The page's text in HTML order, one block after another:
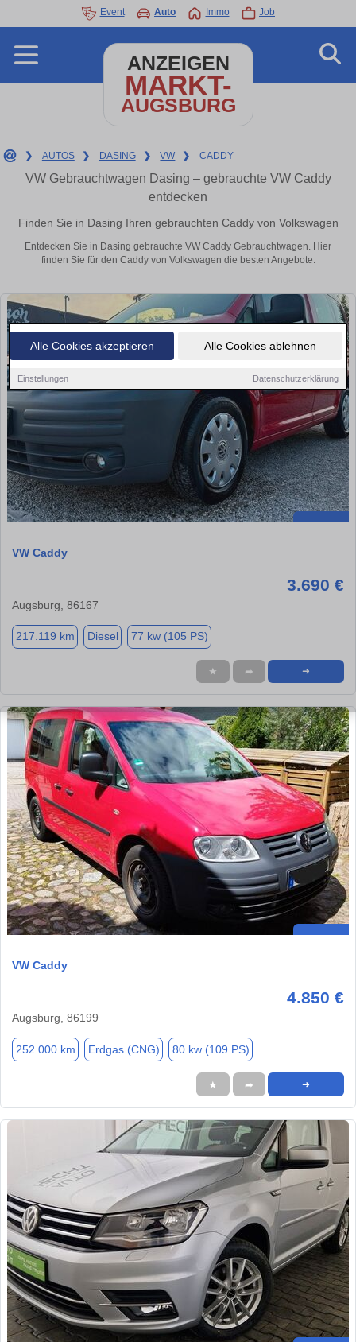
Alle Cookies akzeptieren Alle Cookies ablehnen
Einstellungen Datenschutzerklärung
Event Auto Immo Job
ANZEIGEN
MARKT-
AUGSBURG
❯ AUTOS ❯ DASING ❯ VW ❯ CADDY
VW Gebrauchtwagen Dasing – gebrauchte VW Caddy
entdecken
Finden Sie in Dasing Ihren gebrauchten Caddy von Volkswagen
Entdecken Sie in Dasing gebrauchte VW Caddy Gebrauchtwagen. Hier
finden Sie für den Caddy von Volkswagen die besten Angebote.
VW Caddy
3.690 €
Augsburg, 86167
217.119 km Diesel 77 kw (105 PS)
★ ➦ ➜
VW Caddy
4.850 €
Augsburg, 86199
252.000 km Erdgas (CNG) 80 kw (109 PS)
★ ➦ ➜